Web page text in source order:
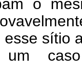
o
sítio
um